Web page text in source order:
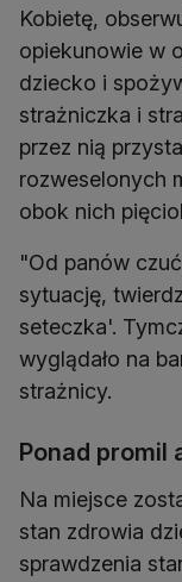
Kobietę,
opiekunowie w
dziecko i
strażniczka i
przez nią
rozweselonych
obok nich
"Od panów
sytuację,
seteczka'.
wyglądało na
strażnicy.
Ponad promil
Na miejsce
stan zdrowia
sprawdzenia